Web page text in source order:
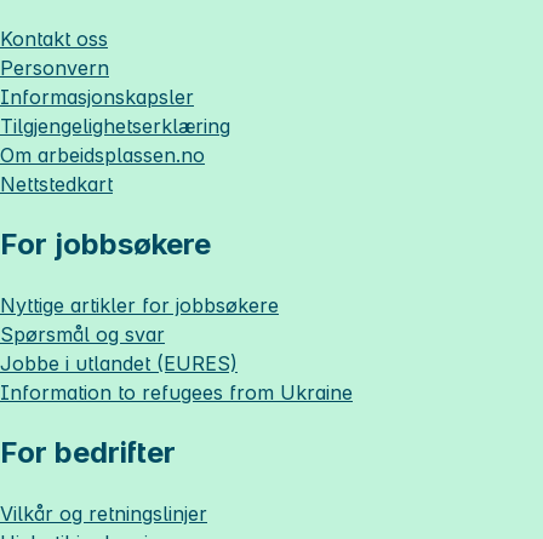
Kontakt oss
Personvern
Informasjonskapsler
Tilgjengelighetserklæring
Om arbeidsplassen.no
Nettstedkart
For jobbsøkere
Nyttige artikler for jobbsøkere
Spørsmål og svar
Jobbe i utlandet (EURES)
Information to refugees from Ukraine
For bedrifter
Vilkår og retningslinjer